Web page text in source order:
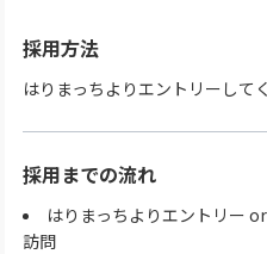
採用方法
はりまっちよりエントリーして
採用までの流れ
はりまっちよりエントリー
訪問